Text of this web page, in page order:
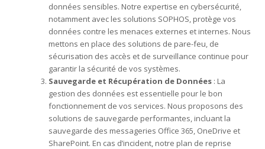
données sensibles. Notre expertise en cybersécurité,
notamment avec les solutions SOPHOS, protège vos
données contre les menaces externes et internes. Nous
mettons en place des solutions de pare-feu, de
sécurisation des accès et de surveillance continue pour
garantir la sécurité de vos systèmes.
Sauvegarde et Récupération de Données : La
gestion des données est essentielle pour le bon
fonctionnement de vos services. Nous proposons des
solutions de sauvegarde performantes, incluant la
sauvegarde des messageries Office 365, OneDrive et
SharePoint. En cas d’incident, notre plan de reprise